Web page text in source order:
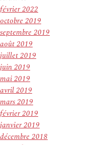
février 2022
octobre 2019
septembre 2019
août 2019
juillet 2019
juin 2019
mai 2019
avril 2019
mars 2019
février 2019
janvier 2019
décembre 2018